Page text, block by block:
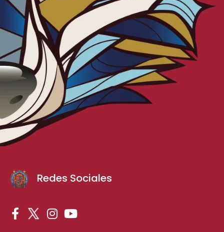
Redes Sociales